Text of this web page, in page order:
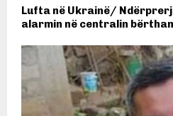
Lufta në Ukrainë/
alarmin në centralin